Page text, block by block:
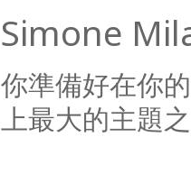
Simone
你準備好在你
上最大的主題